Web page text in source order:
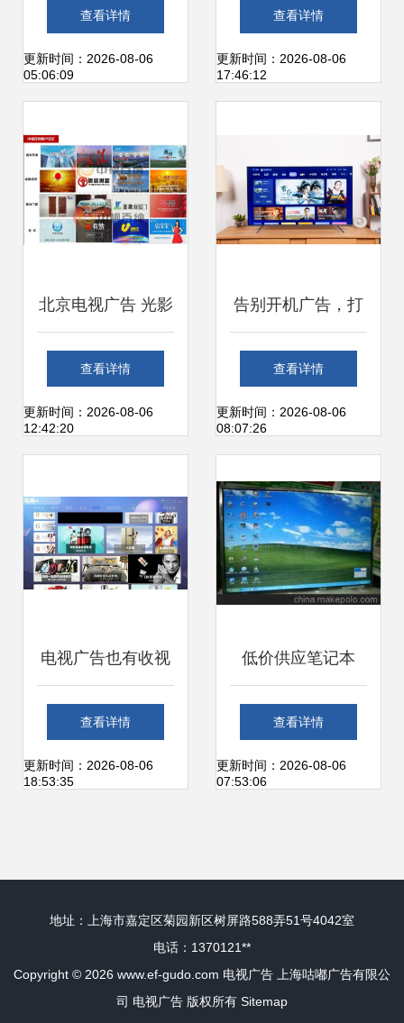
有线电视与电视广
告的未来何在？
查看详情
更新时间：2026-08-06
05:06:09
广告机 楼宇广告的
性价比之选
查看详情
更新时间：2026-08-06
17:46:12
北京电视广告 光影
中的城市名片
查看详情
更新时间：2026-08-06
12:42:20
告别开机广告，打
开畅快电视体验
——3千元档位它
查看详情
更新时间：2026-08-06
08:07:26
电视广告也有收视
率，你知道吗？
查看详情
更新时间：2026-08-06
18:53:35
低价供应笔记本
LP154WX4数码相
框、电视、DVD工
查看详情
更新时间：2026-08-06
07:53:06
地址：上海市嘉定区菊园新区树屏路588弄51号4042室
电话：1370121**
Copyright © 2026 www.ef-gudo.com 电视广告
上海咕嘟广告有限公
司 电视广告 版权所有 Sitemap